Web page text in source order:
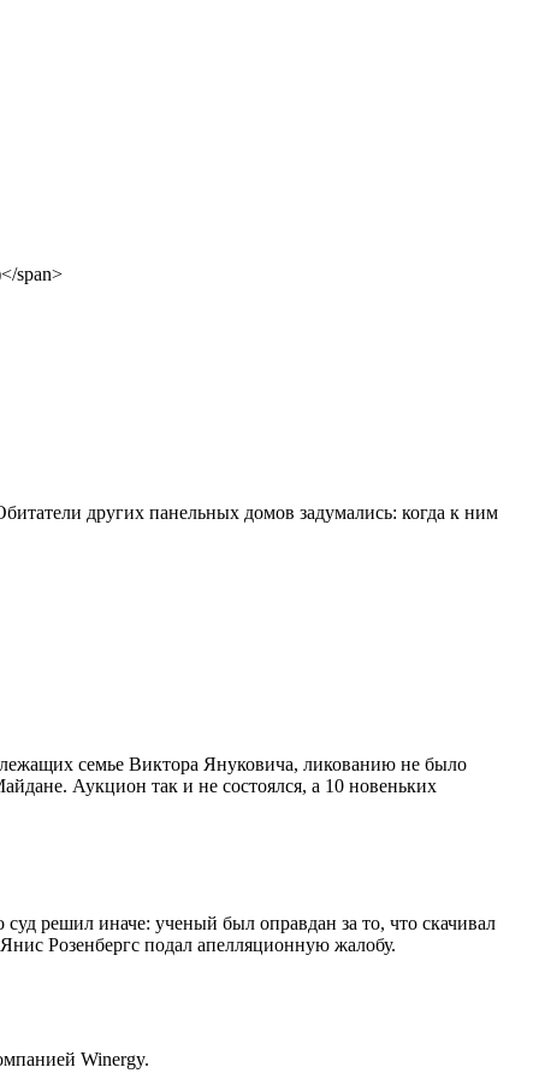
других панельных домов задумались: когда к ним
семье Виктора Януковича, ликованию не было
Аукцион так и не состоялся, а 10 новеньких
решил иначе: ученый был оправдан за то, что скачивал
Розенбергс подал апелляционную жалобу.
Winergy.